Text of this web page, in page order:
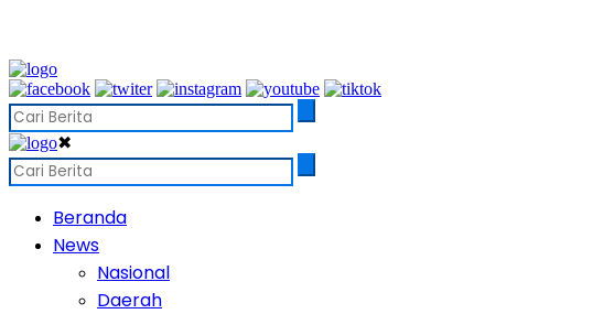
✖
Beranda
News
Nasional
Daerah